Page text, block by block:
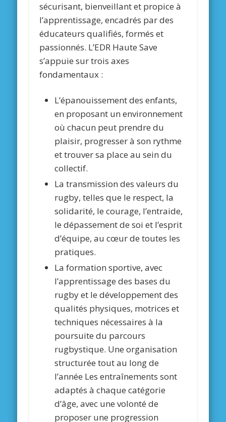
sécurisant, bienveillant et propice à
l’apprentissage, encadrés par des
éducateurs qualifiés, formés et
passionnés. L’EDR Haute Save
s’appuie sur trois axes
fondamentaux :
L’épanouissement des enfants,
en proposant un environnement
où chacun peut prendre du
plaisir, progresser à son rythme
et trouver sa place au sein du
collectif.
La transmission des valeurs du
rugby, telles que le respect, la
solidarité, le courage, l’entraide,
le dépassement de soi et l’esprit
d’équipe, au cœur de toutes les
pratiques.
La formation sportive, avec
l’apprentissage des bases du
rugby et le développement des
qualités physiques, motrices et
techniques nécessaires à la
poursuite du parcours
rugbystique. Une organisation
structurée tout au long de
l’année Les entraînements sont
adaptés à chaque catégorie
d’âge, avec une volonté de
proposer une progression